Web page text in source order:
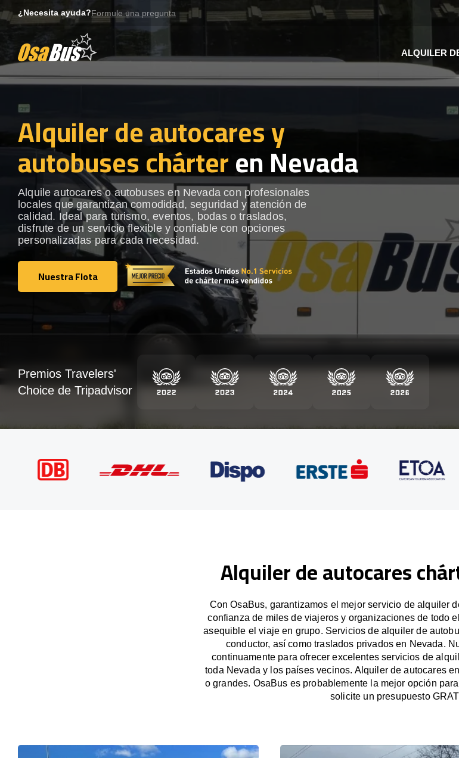
to
¿Necesita ayuda?Formule una pregunta
ALQUILER
Alquiler de autocares y
autobuses chárteren Nevada
Alquile autocares o autobuses en Nevada con profesionales
locales que garantizan comodidad, seguridad y atención de
calidad. Ideal para turismo, eventos, bodas o traslados,
disfrute de un servicio flexible y confiable con opciones
personalizadas para cada necesidad.
Nuestra Flota
Nuestra Flota
Premios Travelers'
Choice de Tripadvisor
Alquiler de autocares
Con OsaBus, garantizamos el mejor servicio de alquiler
confianza de miles de viajeros y organizaciones de todo
asequible el viaje en grupo. Servicios de alquiler de
conductor, así como traslados privados en Nevada.
continuamente para ofrecer excelentes servicios de
toda Nevada y los países vecinos. Alquiler de autocares
o grandes. OsaBus es probablemente la mejor opción
solicite un presupuesto